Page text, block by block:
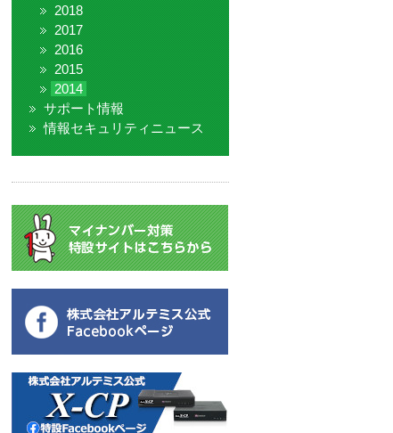
2018
2017
2016
2015
2014
サポート情報
情報セキュリティニュース